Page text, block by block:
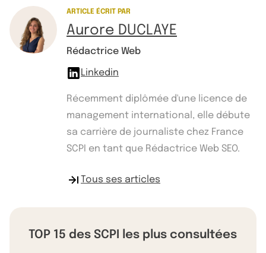
ARTICLE ÉCRIT PAR
Aurore DUCLAYE
Rédactrice Web
Linkedin
Récemment diplômée d'une licence de
management international, elle débute
sa carrière de journaliste chez France
SCPI en tant que Rédactrice Web SEO.
Tous ses articles
TOP 15 des SCPI les plus consultées